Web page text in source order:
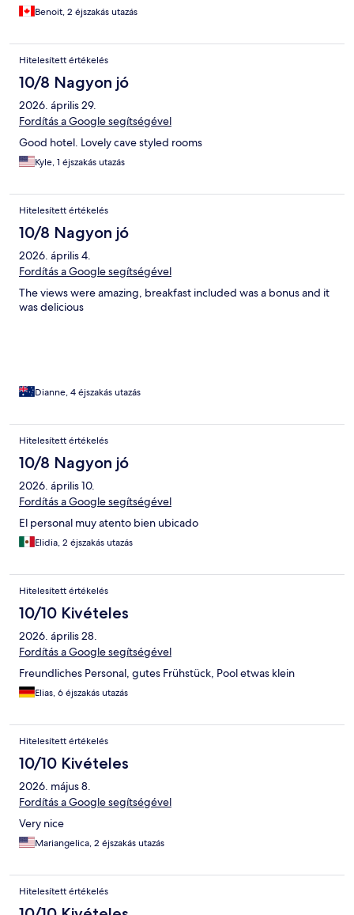
Benoit, 2 éjszakás utazás
Hitelesített értékelés
10/8 Nagyon jó
2026. április 29.
Fordítás a Google segítségével
Good hotel. Lovely cave styled rooms
Kyle, 1 éjszakás utazás
Hitelesített értékelés
10/8 Nagyon jó
2026. április 4.
Fordítás a Google segítségével
The views were amazing, breakfast included was a bonus and it
was delicious
Dianne, 4 éjszakás utazás
Hitelesített értékelés
10/8 Nagyon jó
2026. április 10.
Fordítás a Google segítségével
El personal muy atento bien ubicado
Elidia, 2 éjszakás utazás
Hitelesített értékelés
10/10 Kivételes
2026. április 28.
Fordítás a Google segítségével
Freundliches Personal, gutes Frühstück, Pool etwas klein
Elias, 6 éjszakás utazás
Hitelesített értékelés
10/10 Kivételes
2026. május 8.
Fordítás a Google segítségével
Very nice
Mariangelica, 2 éjszakás utazás
Hitelesített értékelés